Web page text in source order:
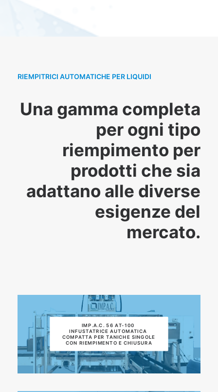
RIEMPITRICI AUTOMATICHE PER LIQUIDI
Una gamma completa
per ogni tipo
riempimento per
prodotti che sia
adattano alle diverse
esigenze del
mercato.
IMP.A.C. 56 AT-100
INFUSTATRICE AUTOMATICA
COMPATTA PER TANICHE SINGOLE
CON RIEMPIMENTO E CHIUSURA